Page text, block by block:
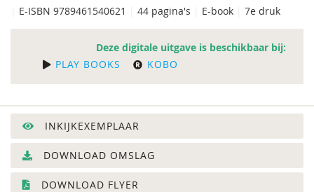
E-ISBN 9789461540621 44 pagina's E-book 7e druk
Deze digitale uitgave is beschikbaar bij:
PLAY BOOKS
KOBO
INKIJKEXEMPLAAR
DOWNLOAD OMSLAG
DOWNLOAD FLYER